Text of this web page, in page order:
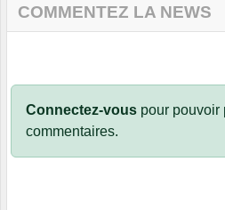
COMMENTEZ LA NEWS
Connectez-vous pour pouvoir
commentaires.